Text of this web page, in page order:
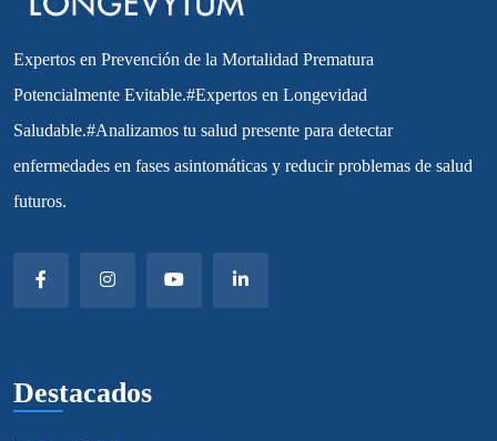
Expertos en Prevención de la Mortalidad Prematura
Potencialmente Evitable.#Expertos en Longevidad
Saludable.#Analizamos tu salud presente para detectar
enfermedades en fases asintomáticas y reducir problemas de salud
futuros.
Destacados